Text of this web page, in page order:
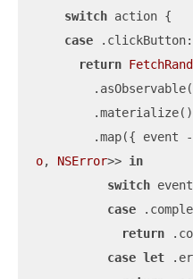
switch action {
case .clickButton:
return
.map({ event
o, NSError>> in
switch
case
return
case let